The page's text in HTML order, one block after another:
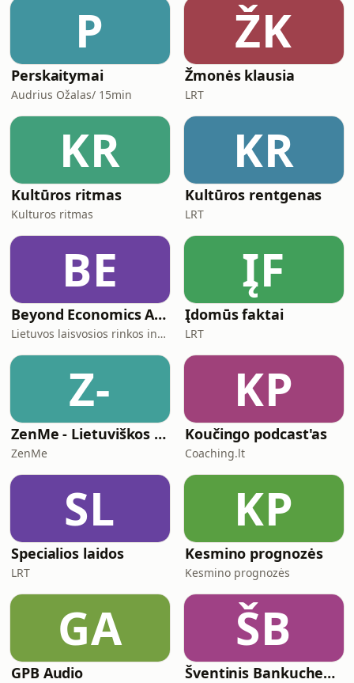
paskatinsime savarankiškoms
studijoms. Ne paties veiksmo, o jo
istorijos, žinoma.
P
Perskaitymai
Audrius Ožalas/ 15min
ŽK
Žmonės klausia
LRT
KR
Kultūros ritmas
Kulturos ritmas
KR
Kultūros rentgenas
LRT
BE
Beyond Economics And Back
Lietuvos laisvosios rinkos institutas
ĮF
Įdomūs faktai
LRT
Z-
ZenMe - Lietuviškos Meditacijos
ZenMe
KP
Koučingo podcast'as
Coaching.lt
SL
Specialios laidos
LRT
KP
Kesmino prognozės
Kesmino prognozės
GA
GPB Audio
ŠB
Šventinis Bankuchenas